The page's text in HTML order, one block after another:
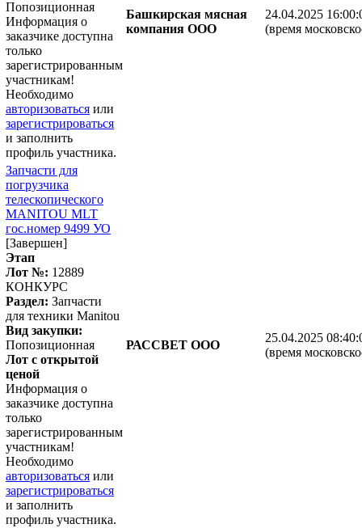
Попозиционная
Информация о
заказчике доступна
только
зарегистрированным
участникам!
Необходимо
авторизоваться или
зарегистрироваться
и заполнить
профиль участника.
Башкирская мясная
компания ООО
24.04.2025
(время
Запчасти для
погрузчика
телескопического
MANITOU MLT
гос.номер 9499 УО
[Завершен]
Этап
Лот №: 12889
КОНКУРС
Раздел: Запчасти
для техники Manitou
Вид закупки:
Попозиционная
Лот с открытой
ценой
Информация о
заказчике доступна
только
зарегистрированным
участникам!
Необходимо
авторизоваться или
зарегистрироваться
и заполнить
профиль участника.
РАССВЕТ ООО
25.04.2025
(время